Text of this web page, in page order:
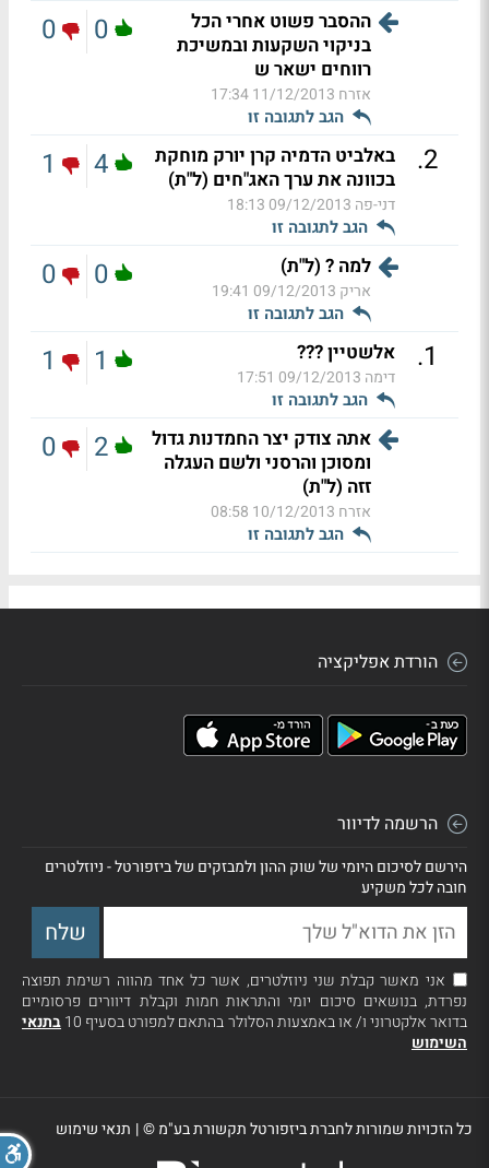
ההסבר פשוט אחרי הכל
בניקוי השקעות ובמשיכת
רווחים ישאר ש
אזרח 11/12/2013 17:34
הגב לתגובה זו
0
0
2
.
באלביט הדמיה קרן יורק מוחקת
בכוונה את ערך האג"חים (ל"ת)
דני-פה 09/12/2013 18:13
הגב לתגובה זו
4
1
למה ? (ל"ת)
אריק 09/12/2013 19:41
הגב לתגובה זו
0
0
1
. אלשטיין ???
דימה 09/12/2013 17:51
הגב לתגובה זו
1
1
אתה צודק יצר החמדנות גדול
ומסוכן והרסני ולשם העגלה
זזה (ל"ת)
אזרח 10/12/2013 08:58
הגב לתגובה זו
2
0
הורדת אפליקציה
הרשמה לדיוור
הירשם לסיכום היומי של שוק ההון ולמבזקים של ביזפורטל - ניוזלטרים
חובה לכל משקיע
אני מאשר קבלת שני ניוזלטרים, אשר כל אחד מהווה רשימת תפוצה
נפרדת, בנושאים סיכום יומי והתראות חמות וקבלת דיוורים פרסומיים
בדואר אלקטרוני ו/ או באמצעות הסלולר בהתאם למפורט בסעיף 10
בתנאי
השימוש
כל הזכויות שמורות לחברת ביזפורטל תקשורת בע"מ ©| תנאי שימוש